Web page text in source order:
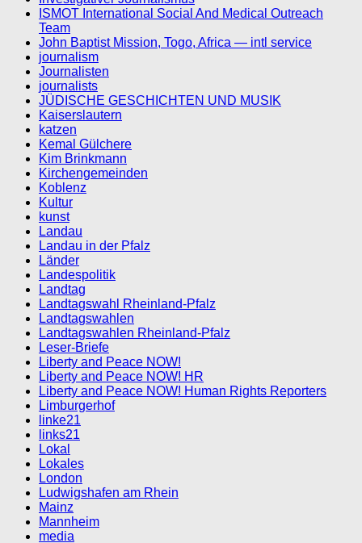
ISMOT International Social And Medical Outreach
Team
John Baptist Mission, Togo, Africa — intl service
journalism
Journalisten
journalists
JÜDISCHE GESCHICHTEN UND MUSIK
Kaiserslautern
katzen
Kemal Gülchere
Kim Brinkmann
Kirchengemeinden
Koblenz
Kultur
kunst
Landau
Landau in der Pfalz
Länder
Landespolitik
Landtag
Landtagswahl Rheinland-Pfalz
Landtagswahlen
Landtagswahlen Rheinland-Pfalz
Leser-Briefe
Liberty and Peace NOW!
Liberty and Peace NOW! HR
Liberty and Peace NOW! Human Rights Reporters
Limburgerhof
linke21
links21
Lokal
Lokales
London
Ludwigshafen am Rhein
Mainz
Mannheim
media